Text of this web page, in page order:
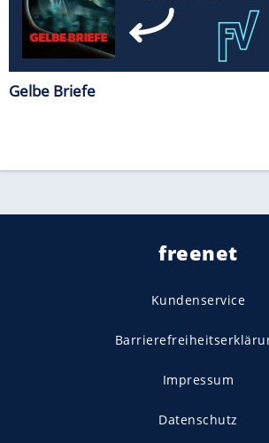
Gelbe Briefe
freenet
Kundenservice
Impressum
Datenschutz